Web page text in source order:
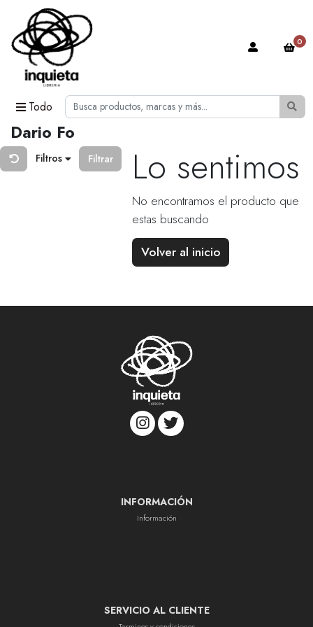
Todo
0
Dario Fo
Filtros Filtrar Lo sentimos
No encontramos el producto que
estas buscando
Volver al inicio
INFORMACIÓN
Información
SERVICIO AL CLIENTE